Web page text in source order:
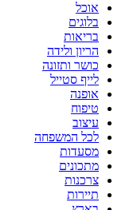
אוכל
בלוגים
בריאות
הריון ולידה
כושר ותזונה
לייף סטייל
אופנה
טיפוח
עיצוב
לכל המשפחה
מסעדות
מתכונים
צרכנות
תיירות